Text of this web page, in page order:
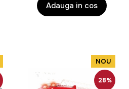
Adauga in cos
NOU
28%